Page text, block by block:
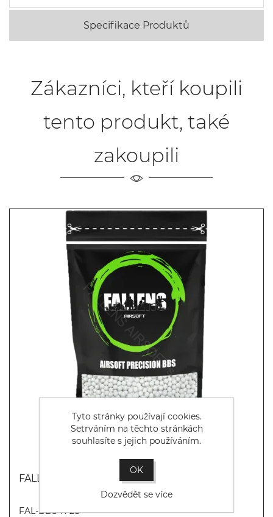
Specifikace Produktů
Zákazníci, kteří koupili
tento produkt, také
zakoupili
FALLENS AIRSOFT BBs 0.28g (3571bb)
FAL-BBS-R-28
Tyto stránky používají cookies.
Setrváním na těchto stránkách
souhlasíte s jejich používáním.
OK
Dozvědět se více